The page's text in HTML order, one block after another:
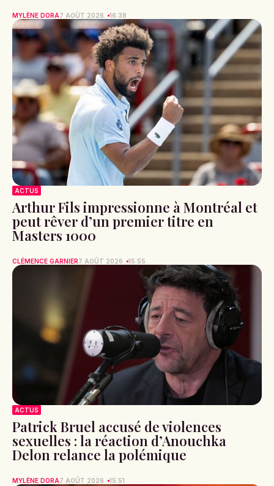
MYLÈNE DORA7 AOÛT 2026 16:38
ACTUS
Arthur Fils impressionne à Montréal et
peut rêver d’un premier titre en
Masters 1000
CLÉMENCE GARNIER7 AOÛT 2026 15:55
ACTUS
Patrick Bruel accusé de violences
sexuelles : la réaction d’Anouchka
Delon relance la polémique
MYLÈNE DORA7 AOÛT 2026 15:51